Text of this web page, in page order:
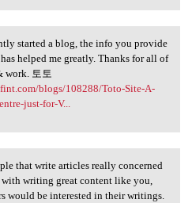
started a
started a blog, the info you provide
helped me greatly. Thanks for all of
work. 토토
blogs/108288/Toto-Site-A-
just-for-V...
that write
that write articles really concerned
with writing great content like you,
would be interested in their writings.